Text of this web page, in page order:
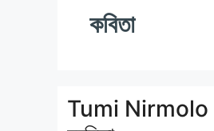
কবিতা
Tumi Nirmolo